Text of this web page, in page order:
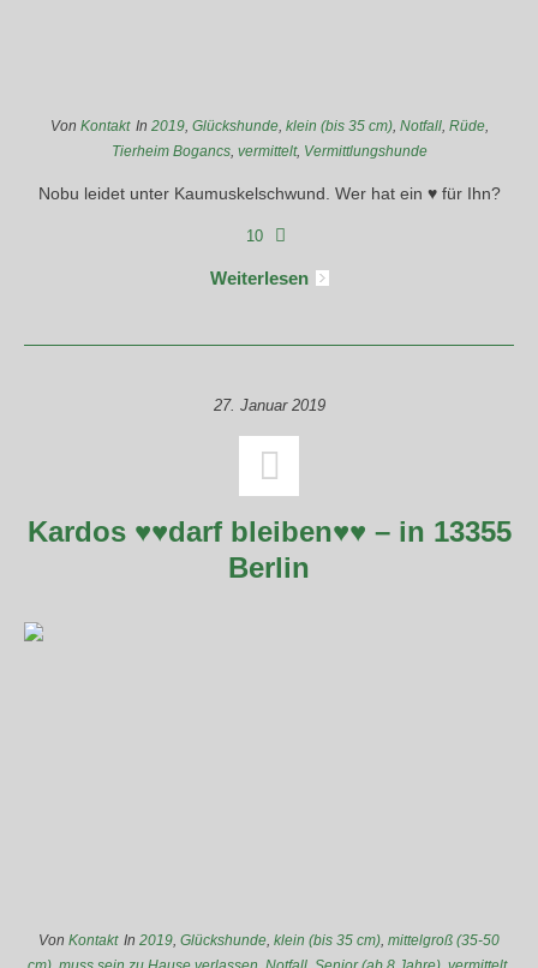
Von Kontakt In 2019, Glückshunde, klein (bis 35 cm), Notfall, Rüde,
Tierheim Bogancs, vermittelt, Vermittlungshunde
Nobu leidet unter Kaumuskelschwund. Wer hat ein ♥ für Ihn?
10
Weiterlesen
27. Januar 2019
Kardos ♥♥darf bleiben♥♥ – in 13355
Berlin
Von Kontakt In 2019, Glückshunde, klein (bis 35 cm), mittelgroß (35-50